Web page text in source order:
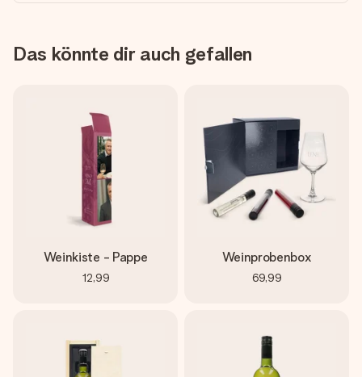
Das könnte dir auch gefallen
Weinkiste - Pappe
12,99
Weinprobenbox
69,99